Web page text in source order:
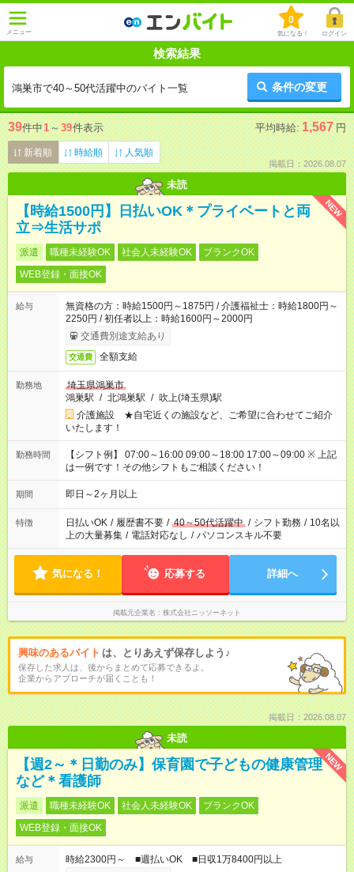
メニュー
0
気になる！ ログイン
検索結果
鴻巣市で40～50代活躍中のバイト一覧 条件の変更
39件中1 ～ 39件表示 平均時給: 1,567 円
新着順 時給順 人気順
掲載日：2026.08.07
未読
NEW
【時給1500円】日払いOK＊プライベートと両
立⇒生活サポ
派遣 職種未経験OK 社会人未経験OK
ブランクOK
WEB登録・面接OK
給与
無資格の方：時給1500円～1875円 / 介護福祉士：時給1800円～
2250円 / 初任者以上：時給1600円～2000円
交通費別途支給あり
交通費 全額支給
勤務地
埼玉県鴻巣市
鴻巣駅 / 北鴻巣駅 / 吹上(埼玉県)駅
介護施設 ★自宅近くの施設など、ご希望に合わせてご紹介
いたします！
勤務時間
【シフト例】 07:00～16:00 09:00～18:00 17:00～09:00 ※ 上記
は一例です！その他シフトもご相談ください！
期間 即日～2ヶ月以上
特徴 日払いOK / 履歴書不要 / 40～50代活躍中 / シフト勤務 / 10名以
上の大量募集 / 電話対応なし / パソコンスキル不要
気になる！ 応募する 詳細へ
掲載元企業名 株式会社ニッソーネット
興味のあるバイト は、とりあえず保存しよう♪
保存した求人は、後からまとめて応募できるよ。
企業からアプローチが届くことも！
掲載日：2026.08.07
未読
NEW
【週2～＊日勤のみ】保育園で子どもの健康管理
など＊看護師
派遣 職種未経験OK 社会人未経験OK
ブランクOK
WEB登録・面接OK
給与
時給2300円～ ■週払いOK ■日収1万8400円以上